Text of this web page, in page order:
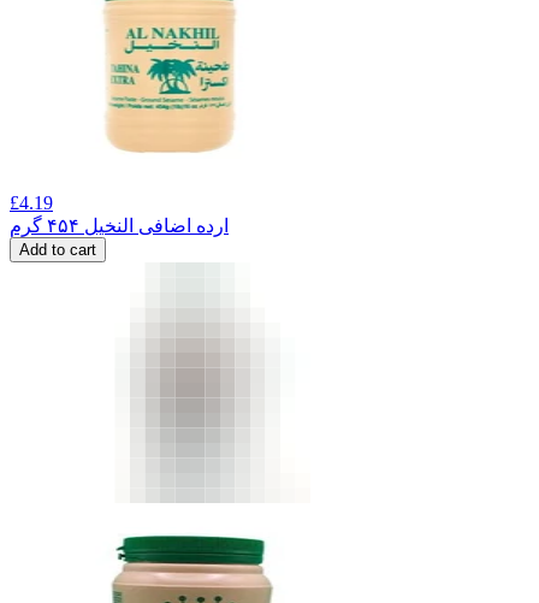
£4.19
ارده اضافی النخیل ۴۵۴ گرم
Add to cart